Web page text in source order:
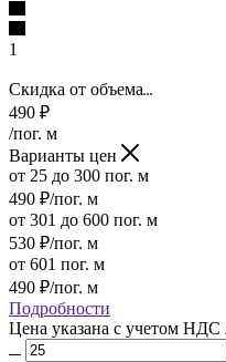
1
Скидка от объема
490 ₽
/пог. м
Варианты цен
от 25 до 300 пог. м
490 ₽/пог. м
от 301 до 600 пог. м
530 ₽/пог. м
от 601 пог. м
490 ₽/пог. м
Подробности
Цена указана с учетом НДС